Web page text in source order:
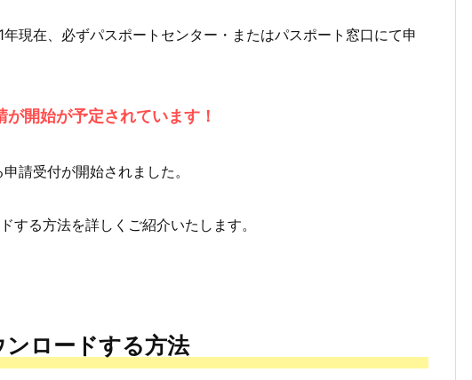
現在、必ずパスポートセンター・またはパスポート窓口にて申
開始が予定されています！
請受付が開始されました。
する方法を詳しくご紹介いたします。
ロードする方法